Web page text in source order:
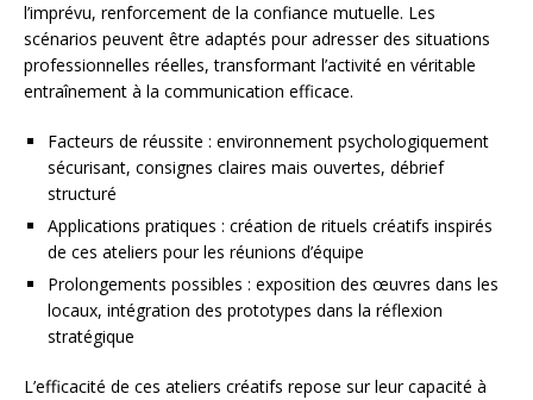
l’imprévu, renforcement de la confiance mutuelle. Les
scénarios peuvent être adaptés pour adresser des situations
professionnelles réelles, transformant l’activité en véritable
entraînement à la communication efficace.
Facteurs de réussite : environnement psychologiquement
sécurisant, consignes claires mais ouvertes, débrief
structuré
Applications pratiques : création de rituels créatifs inspirés
de ces ateliers pour les réunions d’équipe
Prolongements possibles : exposition des œuvres dans les
locaux, intégration des prototypes dans la réflexion
stratégique
L’efficacité de ces ateliers créatifs repose sur leur capacité à